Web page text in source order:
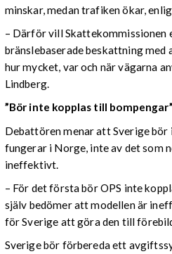
minskar, medan trafiken ökar,
– Därför vill Skattekommissionen
bränslebaserade beskattning
hur mycket, var och när vägarna
Lindberg.
”Bör inte kopplas till bompengar”
Debattören menar att Sverige bör
fungerar i Norge, inte av det som
ineffektivt.
– För det första bör OPS inte
själv bedömer att modellen är
för Sverige att göra den till
Sverige bör förbereda ett